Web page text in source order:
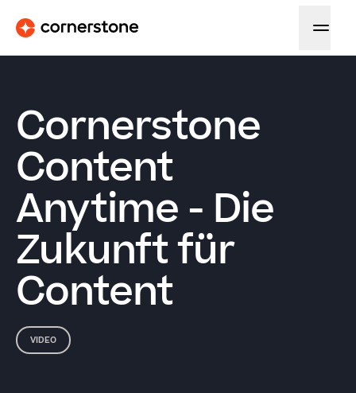
Cornerstone
Content
Anytime - Die
Zukunft für
Content
VIDEO